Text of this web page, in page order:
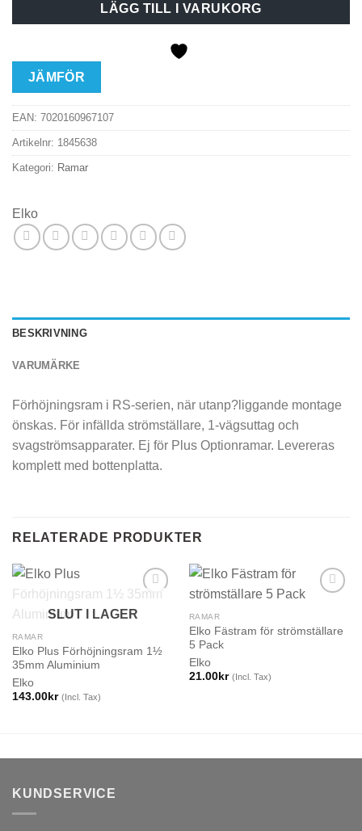
LÄGG TILL I VARUKORG
JÄMFÖR
EAN: 7020160967107
Artikelnr: 1845638
Kategori: Ramar
Elko
BESKRIVNING
VARUMÄRKE
Förhöjningsram i RS-serien, när utanp?liggande montage
önskas. För infällda strömställare, 1-vägsuttag och
svagströmsapparater. Ej för Plus Optionramar. Levereras
komplett med bottenplatta.
RELATERADE PRODUKTER
SLUT I LAGER
RAMAR
Elko Plus Förhöjningsram 1½
35mm Aluminium
Elko
143.00kr (Incl. Tax)
RAMAR
Elko Fästram för strömställare
5 Pack
Elko
21.00kr (Incl. Tax)
KUNDSERVICE